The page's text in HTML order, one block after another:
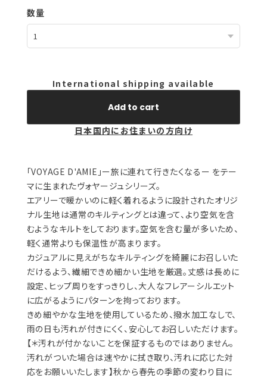
数量
International shipping available
Add to cart
日本国内にお住まいの方向け
「VOYAGE D'AMIE」ー旅に連れて行きたくなるー をテー
マに生まれたヴォヤージュシリーズ。
エアリーで暖かいのに軽く着れるように設計されたオリジ
ナル生地は通常のキルティングとは違って、より空気を含
むようなキルトをしております。空気を含む量が多いため、
軽く通常よりも保温性が高まります。
カジュアルに見えがちなキルティングを綺麗にお召しいた
だけるよう、繊細できめ細かい生地を厳選。丈感は長めに
設定、ヒップ周りをすっきりし、大人なフレアーシルエット
に広がるようにパターンを拘っております。
きめ細やかな生地を使用しているため、撥水加工なしで、
雨の日も汚れが付きにくく、安心してお召しいただけます。
【＊汚れが付かないことを保証するものではありません。
汚れがついた場合は速やかに拭き取り、汚れに応じた対
応をお願いいたします】秋から春先の季節の変わり目に